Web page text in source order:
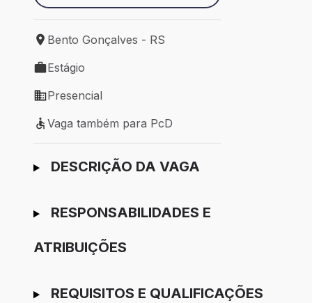
Local de trabalho: Bento Gonçalves - RS
Bento Gonçalves - RS
Tipo de vaga: Estágio
Estágio
Modelo de trabalho: Presencial
Presencial
Vaga também para PcD
Vaga também para PcD
Ir para candidatura
DESCRIÇÃO DA VAGA
RESPONSABILIDADES E
ATRIBUIÇÕES
REQUISITOS E QUALIFICAÇÕES